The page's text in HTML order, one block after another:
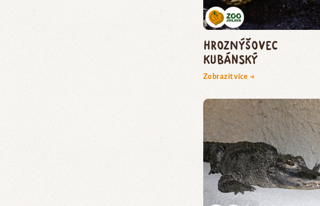
hroznýšovec
kubánský
Zobrazit více →